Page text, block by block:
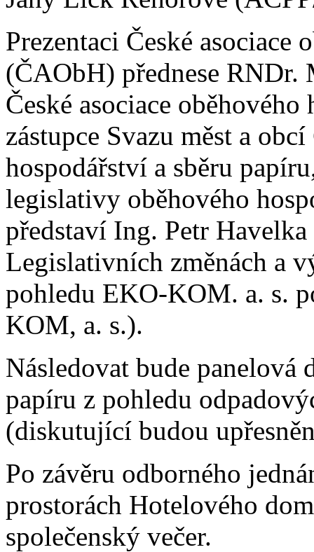
Prezentaci České asociace
(ČAObH) přednese
České asociace
zástupce Svazu měst a
hospodářství a sběru
legislativy oběhového
představí Ing. Petr
Legislativních změnách a
pohledu EKO-KOM. a. s.
KOM, a. s.).
Následovat bude panelová
papíru z pohledu
(diskutující budou
Po závěru odborného
prostorách Hotelového
společenský večer.